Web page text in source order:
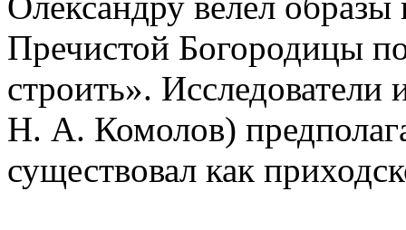
Пречистой Богородицы
строить».
Н. А. Комолов)
существовал как